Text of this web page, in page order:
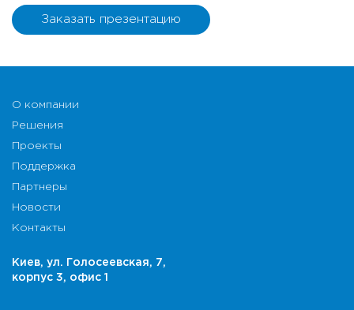
Заказать презентацию
О компании
Решения
Проекты
Поддержка
Партнеры
Новости
Контакты
Киев, ул. Голосеевская, 7,
корпус 3, офис 1